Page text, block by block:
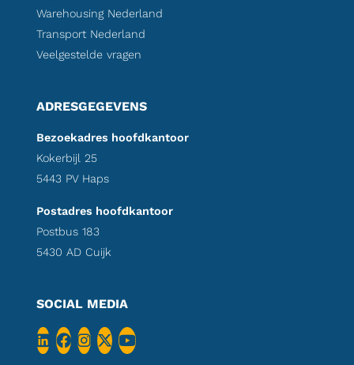
Warehousing Nederland
Transport Nederland
Veelgestelde vragen
ADRESGEGEVENS
Bezoekadres hoofdkantoor
Kokerbijl 25
5443 PV Haps
Postadres hoofdkantoor
Postbus 183
5430 AD Cuijk
SOCIAL MEDIA